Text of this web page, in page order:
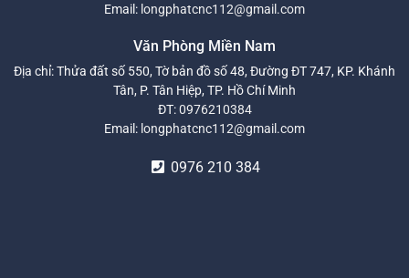
Email: longphatcnc112@gmail.com
Văn Phòng Miền Nam
Địa chỉ: Thửa đất số 550, Tờ bản đồ số 48, Đường ĐT 747, KP. Khánh
Tân, P. Tân Hiệp, TP. Hồ Chí Minh
ĐT:0976210384
Email: longphatcnc112@gmail.com
0976 210 384